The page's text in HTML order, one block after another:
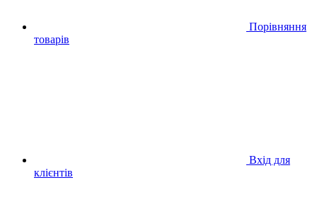
Порівняння
товарів
Вхід для
клієнтів